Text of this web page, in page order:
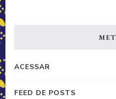
ACESSAR
FEED DE POSTS